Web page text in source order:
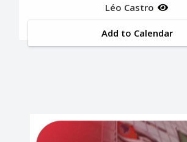
Léo Castro
Add to Calendar